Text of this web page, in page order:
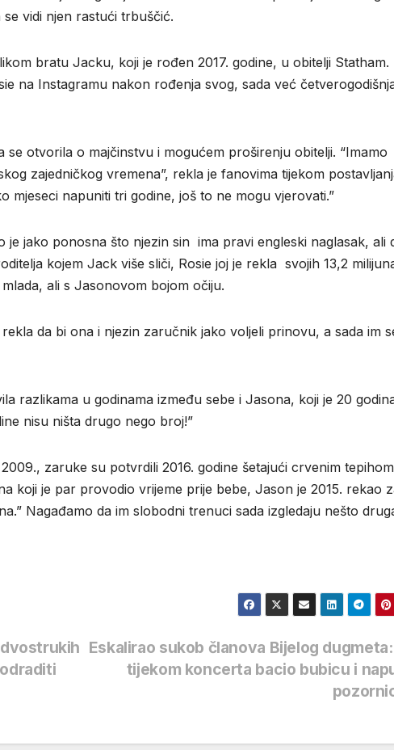
vidi njen rastući trbuščić.
bratu Jacku, koji je rođen 2017. godine, u obitelji Statham.
na Instagramu nakon rođenja svog, sada već
otvorila o majčinstvu i mogućem proširenju obitelji. “Imamo
zajedničkog vremena”, rekla je fanovima tijekom
mjeseci napuniti tri godine, još to ne mogu vjerovati.”
je jako ponosna što njezin sin ima pravi engleski naglasak, ali
kojem Jack više sliči, Rosie joj je rekla svojih 13,2
ali s Jasonovom bojom očiju.
da bi ona i njezin zaručnik jako voljeli prinovu, a sada im
razlikama u godinama između sebe i Jasona, koji je 20
nisu ništa drugo nego broj!”
zaruke su potvrdili 2016. godine šetajući crvenim
koji je par provodio vrijeme prije bebe, Jason je 2015. rekao
Nagađamo da im slobodni trenuci sada izgledaju nešto
Eskalirao sukob članova Bijelog
tijekom koncerta bacio bubicu i